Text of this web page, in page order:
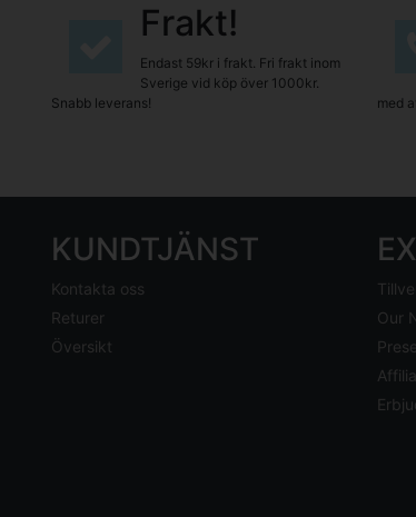
Frakt!
Endast 59kr i frakt. Fri frakt inom
Sverige vid köp över 1000kr.
Snabb leverans!
med
KUNDTJÄNST
Kontakta oss
Returer
Översikt
Our